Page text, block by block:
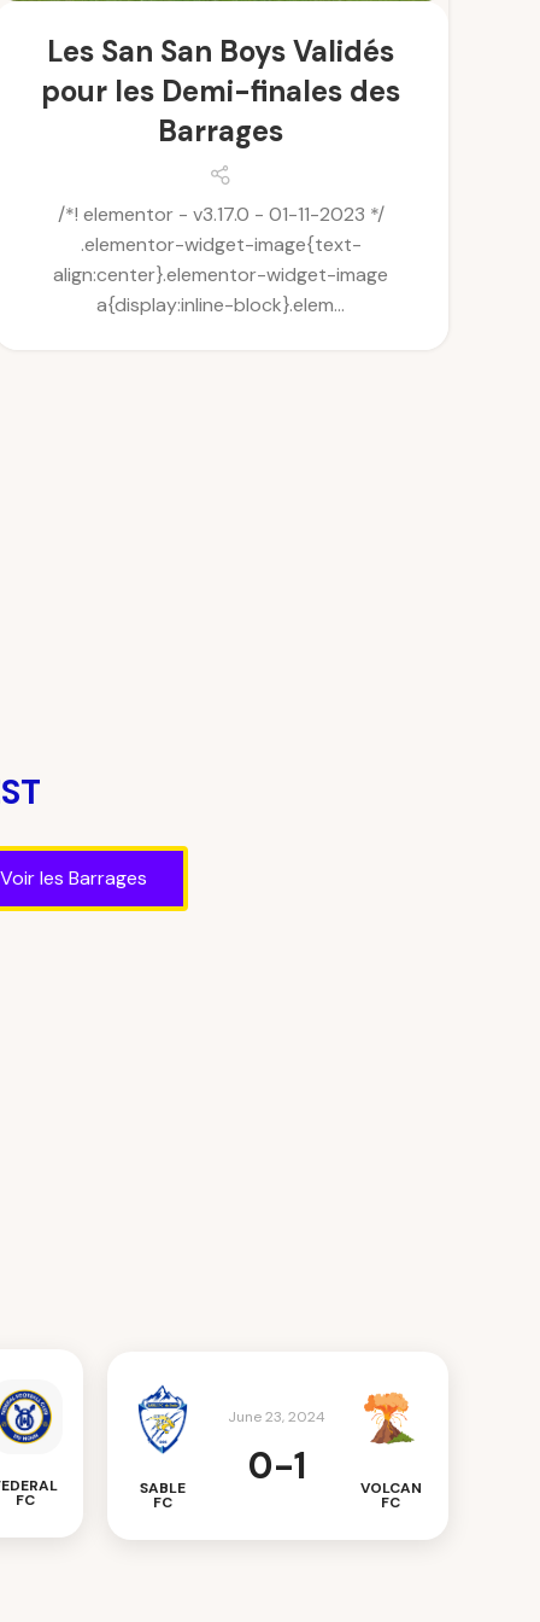
Les San San Boys Validés
pour les Demi-finales des
Barrages
/*! elementor - v3.17.0 - 01-11-2023 */
.elementor-widget-image{text-
align:center}.elementor-widget-image
a{display:inline-block}.elem...
Voir les Barrages
FC
SABLE
FC
June 23, 2024
0-1 VOLCAN
FC